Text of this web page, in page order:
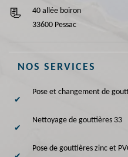
40 allée boiron
33600 Pessac
NOS SERVICES
Pose et changement de
Nettoyage de gouttières 33
Pose de gouttières zinc et